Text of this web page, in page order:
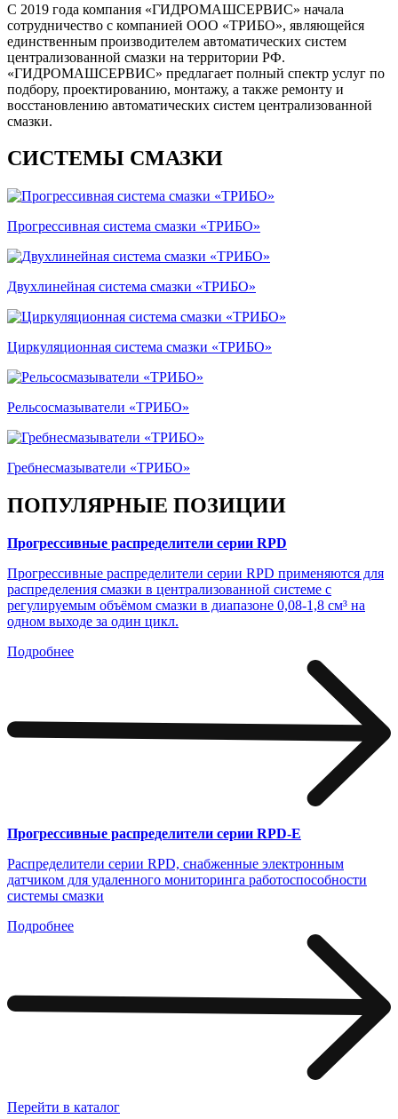
С 2019 года компания «ГИДРОМАШСЕРВИС» начала
сотрудничество с компанией ООО «ТРИБО», являющейся
единственным производителем автоматических систем
централизованной смазки на территории РФ.
«ГИДРОМАШСЕРВИС» предлагает полный спектр услуг по
подбору, проектированию, монтажу, а также ремонту и
восстановлению автоматических систем централизованной
смазки.
СИСТЕМЫ СМАЗКИ
Прогрессивная система смазки «ТРИБО»
Двухлинейная система смазки «ТРИБО»
Циркуляционная система смазки «ТРИБО»
Рельсосмазыватели «ТРИБО»
Гребнесмазыватели «ТРИБО»
ПОПУЛЯРНЫЕ ПОЗИЦИИ
Прогрессивные распределители серии RPD
Прогрессивные распределители серии RPD применяются для
распределения смазки в централизованной системе с
регулируемым объёмом смазки в диапазоне 0,08-1,8 см³ на
одном выходе за один цикл.
Подробнее
Прогрессивные распределители серии RPD-E
Распределители серии RPD, снабженные электронным
датчиком для удаленного мониторинга работоспособности
системы смазки
Подробнее
Перейти в каталог